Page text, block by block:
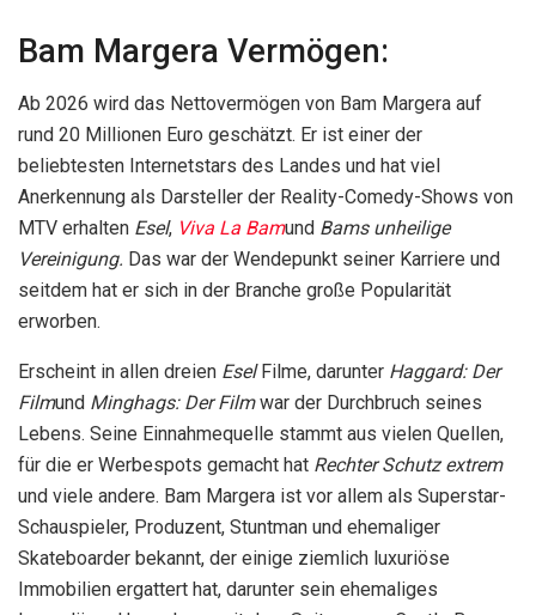
Bam Margera Vermögen:
Ab 2026 wird das Nettovermögen von Bam Margera auf
rund 20 Millionen Euro geschätzt. Er ist einer der
beliebtesten Internetstars des Landes und hat viel
Anerkennung als Darsteller der Reality-Comedy-Shows von
MTV erhalten Esel, Viva La Bamund Bams unheilige
Vereinigung. Das war der Wendepunkt seiner Karriere und
seitdem hat er sich in der Branche große Popularität
erworben.
Erscheint in allen dreien EselFilme, darunter Haggard: Der
Filmund Minghags: Der Filmwar der Durchbruch seines
Lebens. Seine Einnahmequelle stammt aus vielen Quellen,
für die er Werbespots gemacht hat Rechter Schutz extrem
und viele andere. Bam Margera ist vor allem als Superstar-
Schauspieler, Produzent, Stuntman und ehemaliger
Skateboarder bekannt, der einige ziemlich luxuriöse
Immobilien ergattert hat, darunter sein ehemaliges